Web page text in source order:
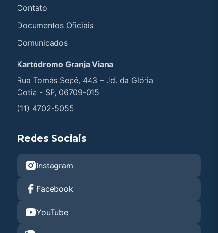
Contato
Documentos Oficiais
Comunicados
Kartódromo Granja Viana
Rua Tomás Sepé, 443 – Jd. da Glória
Cotia - SP, 06709-015
(11) 4702-5055
Redes Sociais
Instagram
Facebook
YouTube